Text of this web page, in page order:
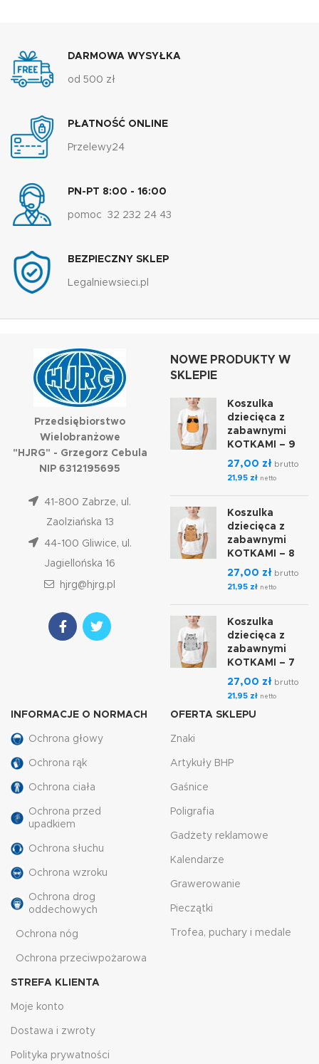
DARMOWA WYSYŁKA
od 500 zł
PŁATNOŚĆ ONLINE
Przelewy24
PN-PT 8:00 - 16:00
pomoc 32 232 24 43
BEZPIECZNY SKLEP
Legalniewsieci.pl
Przedsiębiorstwo
Wielobranżowe
"HJRG" - Grzegorz Cebula
NIP 6312195695
41-800 Zabrze, ul.
Zaolziańska 13
44-100 Gliwice, ul.
Jagiellońska 16
hjrg@hjrg.pl
NOWE PRODUKTY W
SKLEPIE
Koszulka
dziecięca z
zabawnymi
KOTKAMI – 9
27,00 zł brutto
21,95 zł netto
Koszulka
dziecięca z
zabawnymi
KOTKAMI – 8
27,00 zł brutto
21,95 zł netto
Koszulka
dziecięca z
zabawnymi
KOTKAMI – 7
27,00 zł brutto
21,95 zł netto
INFORMACJE O NORMACH
Ochrona głowy
Ochrona rąk
Ochrona ciała
Ochrona przed
upadkiem
Ochrona słuchu
Ochrona wzroku
Ochrona drog
oddechowych
Ochrona nóg
Ochrona przeciwpożarowa
OFERTA SKLEPU
Znaki
Artykuły BHP
Gaśnice
Poligrafia
Gadżety reklamowe
Kalendarze
Grawerowanie
Pieczątki
Trofea, puchary i medale
STREFA KLIENTA
Moje konto
Dostawa i zwroty
Polityka prywatności